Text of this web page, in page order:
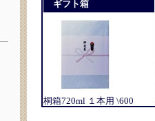
ギフト箱
桐箱720ml １本用 \600